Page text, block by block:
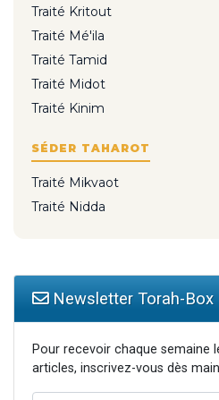
Traité Kritout
Traité Mé'ila
Traité Tamid
Traité Midot
Traité Kinim
SÉDER TAHAROT
Traité Mikvaot
Traité Nidda
Newsletter Torah-Box
Pour recevoir chaque semaine
articles, inscrivez-vous dès